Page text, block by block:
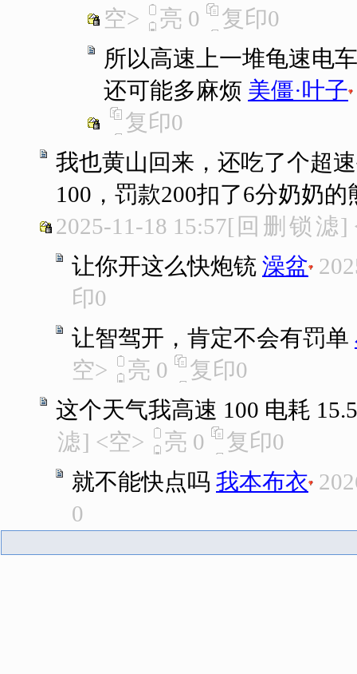
空>
亮 0 复印0
所以高速上一堆龟速电
还可能多麻烦 美僵·叶子
复印0
我也黄山回来，还吃了个超
100，罚款200扣了6分奶奶
2025-11-18 15:57[ 回 删 锁 滤]
让你开这么快炮铳 澡盆
印0
让智驾开，肯定不会有罚单
空>
亮 0 复印0
这个天气我高速 100 电耗
滤] <空> 亮 0 复印0
就不能快点吗 我本布衣
0